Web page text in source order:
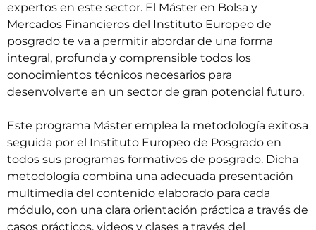
expertos en este sector. El Máster en Bolsa y
Mercados Financieros del Instituto Europeo de
posgrado te va a permitir abordar de una forma
integral, profunda y comprensible todos los
conocimientos técnicos necesarios para
desenvolverte en un sector de gran potencial futuro.
Este programa Máster emplea la metodología exitosa
seguida por el Instituto Europeo de Posgrado en
todos sus programas formativos de posgrado. Dicha
metodología combina una adecuada presentación
multimedia del contenido elaborado para cada
módulo, con una clara orientación práctica a través de
casos prácticos, videos y clases a través del